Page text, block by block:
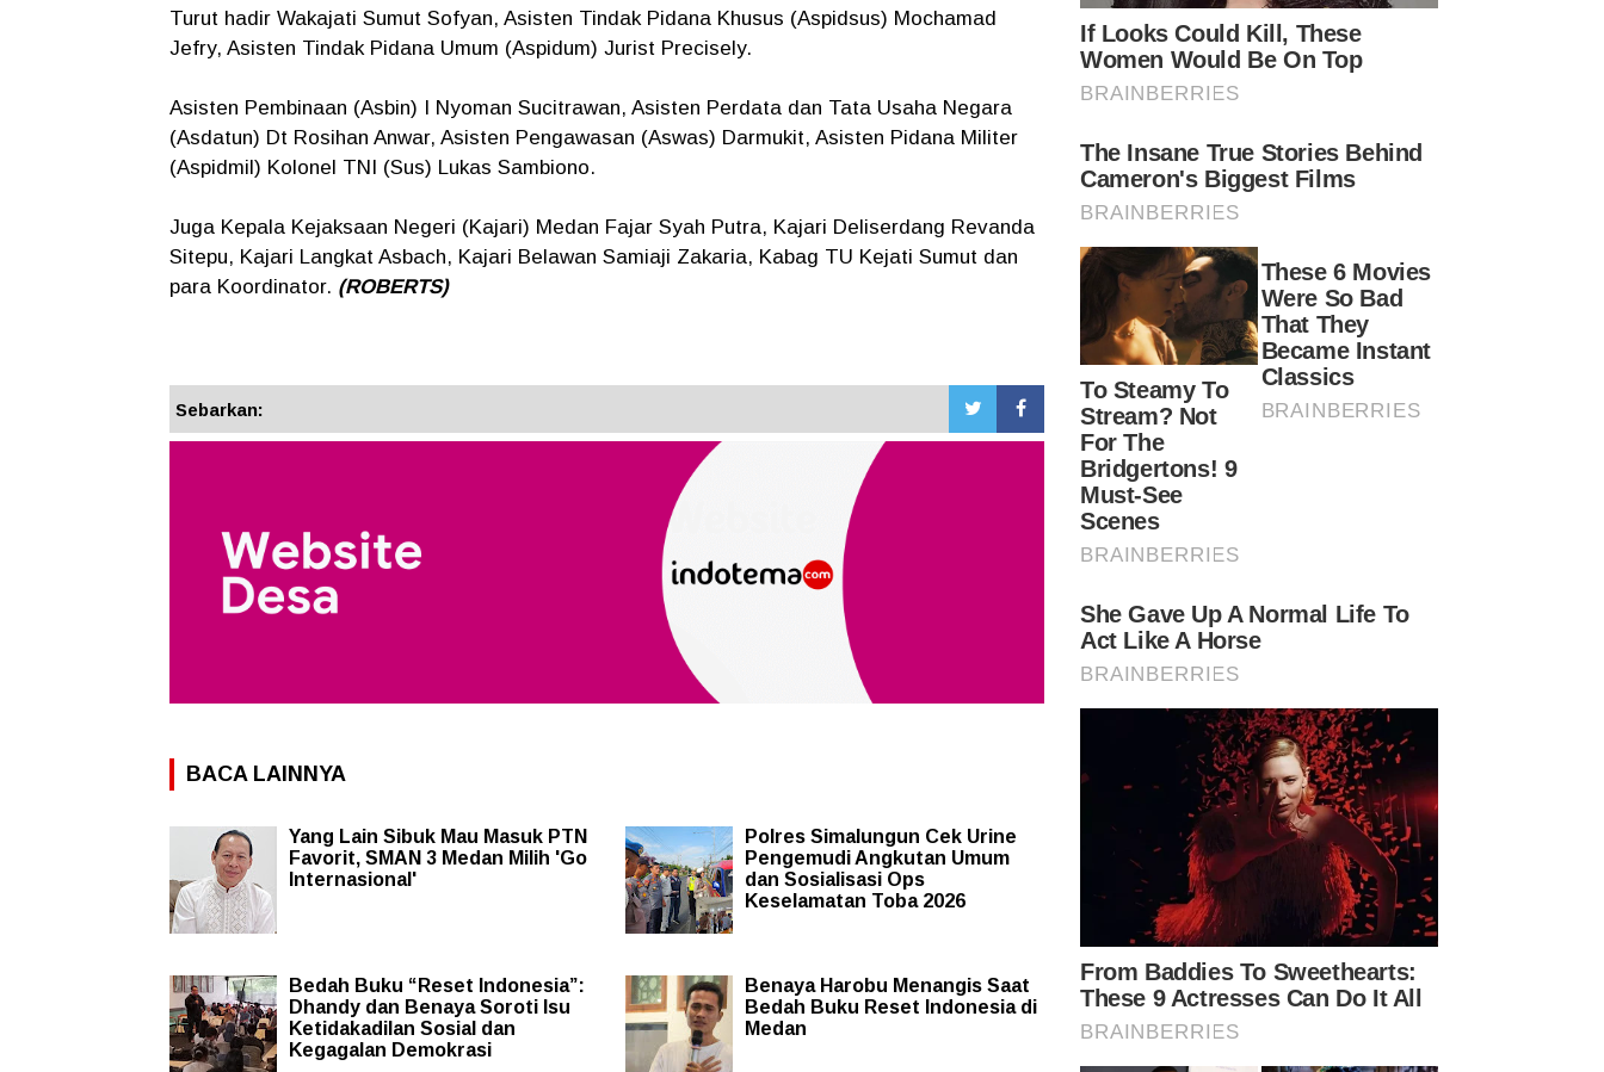
Turut hadir Wakajati Sumut Sofyan, Asisten Tindak Pidana Khusus (Aspidsus) Mochamad
Jefry, Asisten Tindak Pidana Umum (Aspidum) Jurist Precisely.
Asisten Pembinaan (Asbin) I Nyoman Sucitrawan, Asisten Perdata dan Tata Usaha Negara
(Asdatun) Dt Rosihan Anwar, Asisten Pengawasan (Aswas) Darmukit, Asisten Pidana Militer
(Aspidmil) Kolonel TNI (Sus) Lukas Sambiono.
Juga Kepala Kejaksaan Negeri (Kajari) Medan Fajar Syah Putra, Kajari Deliserdang Revanda
Sitepu, Kajari Langkat Asbach, Kajari Belawan Samiaji Zakaria, Kabag TU Kejati Sumut dan
para Koordinator. (ROBERTS)
Sebarkan:
BACA LAINNYA
Yang Lain Sibuk Mau Masuk PTN
Favorit, SMAN 3 Medan Milih 'Go
Internasional'
Polres Simalungun Cek Urine
Pengemudi Angkutan Umum
dan Sosialisasi Ops
Keselamatan Toba 2026
Bedah Buku “Reset Indonesia”:
Dhandy dan Benaya Soroti Isu
Ketidakadilan Sosial dan
Kegagalan Demokrasi
Benaya Harobu Menangis Saat
Bedah Buku Reset Indonesia di
Medan